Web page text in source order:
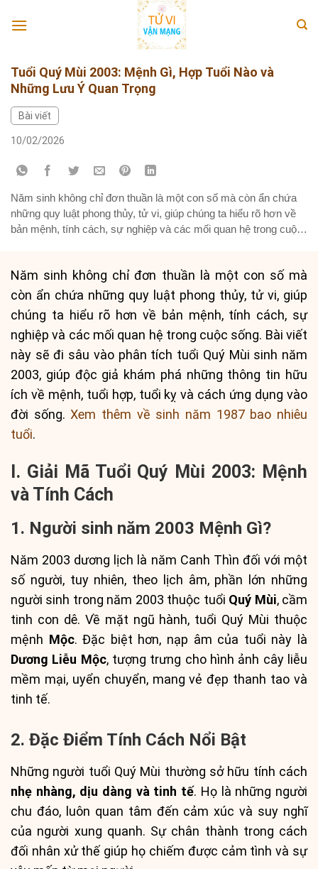
Tuổi Quý Mùi 2003: Mệnh Gì, Hợp Tuổi Nào và
Những Lưu Ý Quan Trọng
Bài viết
10/02/2026
Năm sinh không chỉ đơn thuần là một con số mà còn ẩn chứa
những quy luật phong thủy, tử vi, giúp chúng ta hiểu rõ hơn về
bản mệnh, tính cách, sự nghiệp và các mối quan hệ trong cuộc
Năm sinh không chỉ đơn thuần là một con số mà
còn ẩn chứa những quy luật phong thủy, tử vi, giúp
chúng ta hiểu rõ hơn về bản mệnh, tính cách, sự
nghiệp và các mối quan hệ trong cuộc sống. Bài viết
này sẽ đi sâu vào phân tích tuổi Quý Mùi sinh năm
2003, giúp độc giả khám phá những thông tin hữu
ích về mệnh, tuổi hợp, tuổi kỵ và cách ứng dụng vào
đời sống.Xem thêm về sinh năm 1987 bao nhiêu
tuổi.
I. Giải Mã Tuổi Quý Mùi 2003: Mệnh
và Tính Cách
1. Người sinh năm 2003 Mệnh Gì?
Năm 2003 dương lịch là năm Canh Thìn đối với một
số người, tuy nhiên, theo lịch âm, phần lớn những
người sinh trong năm 2003 thuộc tuổi Quý Mùi, cầm
tinh con dê. Về mặt ngũ hành, tuổi Quý Mùi thuộc
mệnh Mộc. Đặc biệt hơn, nạp âm của tuổi này là
Dương Liễu Mộc, tượng trưng cho hình ảnh cây liễu
mềm mại, uyển chuyển, mang vẻ đẹp thanh tao và
tinh tế.
2. Đặc Điểm Tính Cách Nổi Bật
Những người tuổi Quý Mùi thường sở hữu tính cách
nhẹ nhàng, dịu dàng và tinh tế. Họ là những người
chu đáo, luôn quan tâm đến cảm xúc và suy nghĩ
của người xung quanh. Sự chân thành trong cách
đối nhân xử thế giúp họ chiếm được cảm tình và sự